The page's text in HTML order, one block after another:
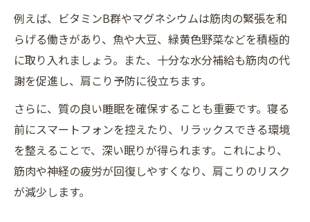
肩こりの原因になる悪い姿勢と改善ポイン
ト
肩こり知らずになるデスクワーク姿勢の工
夫
肩こり予防のための立ち姿勢チェック方法
肩こり対策に役立つ姿勢矯正の習慣化法
奏でる整骨院
監修者：中村 好久
例えば、ビタミンB群やマグネシウムは筋肉の緊張を和
らげる働きがあり、魚や大豆、緑黄色野菜などを積極的
に取り入れましょう。また、十分な水分補給も筋肉の代
謝を促進し、肩こり予防に役立ちます。
さらに、質の良い睡眠を確保することも重要です。寝る
前にスマートフォンを控えたり、リラックスできる環境
を整えることで、深い眠りが得られます。これにより、
筋肉や神経の疲労が回復しやすくなり、肩こりのリスク
が減少します。